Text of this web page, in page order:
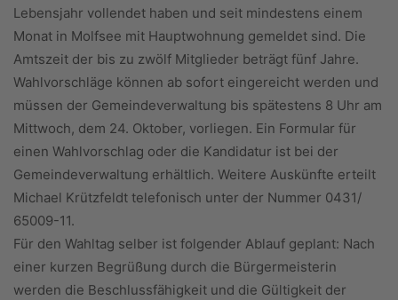
Lebensjahr vollendet haben und seit mindestens einem
Monat in Molfsee mit Hauptwohnung gemeldet sind. Die
Amtszeit der bis zu zwölf Mitglieder beträgt fünf Jahre.
Wahlvorschläge können ab sofort eingereicht werden und
müssen der Gemeindeverwaltung bis spätestens 8 Uhr am
Mittwoch, dem 24. Oktober, vorliegen. Ein Formular für
einen Wahlvorschlag oder die Kandidatur ist bei der
Gemeindeverwaltung erhältlich. Weitere Auskünfte erteilt
Michael Krützfeldt telefonisch unter der Nummer 0431/
65009-11.
Für den Wahltag selber ist folgender Ablauf geplant: Nach
einer kurzen Begrüßung durch die Bürgermeisterin
werden die Beschlussfähigkeit und die Gültigkeit der